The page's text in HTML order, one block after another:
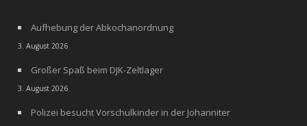
Aufhebung der Abkochanordnung
3. August 2026
Großer Spaß beim DJK-Zeltlager
3. August 2026
Polizei besucht Vorschulkinder in der Johanniter